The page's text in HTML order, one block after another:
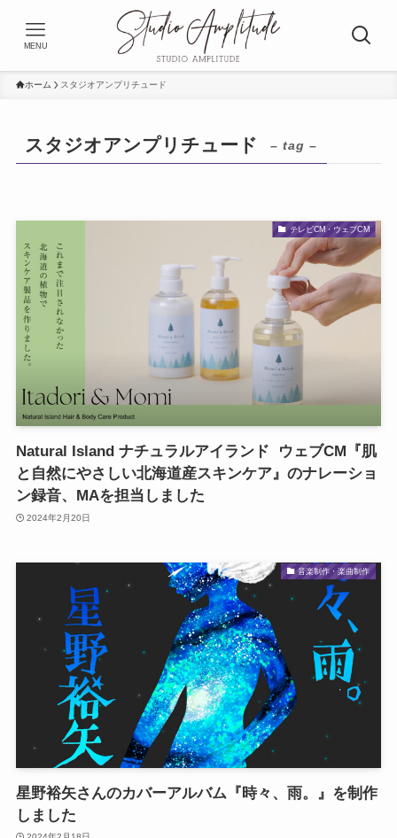
MENU
ホーム スタジオアンプリチュード
スタジオアンプリチュード – tag –
テレビCM・ウェブCM
Natural Island ナチュラルアイランド ウェブCM『肌
と自然にやさしい北海道産スキンケア』のナレーショ
ン録音、MAを担当しました
2024年2月20日
音楽制作・楽曲制作
星野裕矢さんのカバーアルバム『時々、雨。』を制作
しました